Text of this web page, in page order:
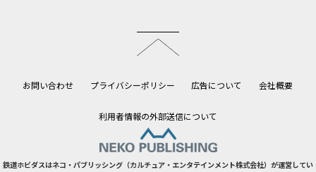
お問い合わせ プライバシーポリシー 広告について 会社概要
利用者情報の外部送信について
鉄道ホビダスはネコ・パブリッシング（カルチュア・エンタテインメント株式会社）が運営してい